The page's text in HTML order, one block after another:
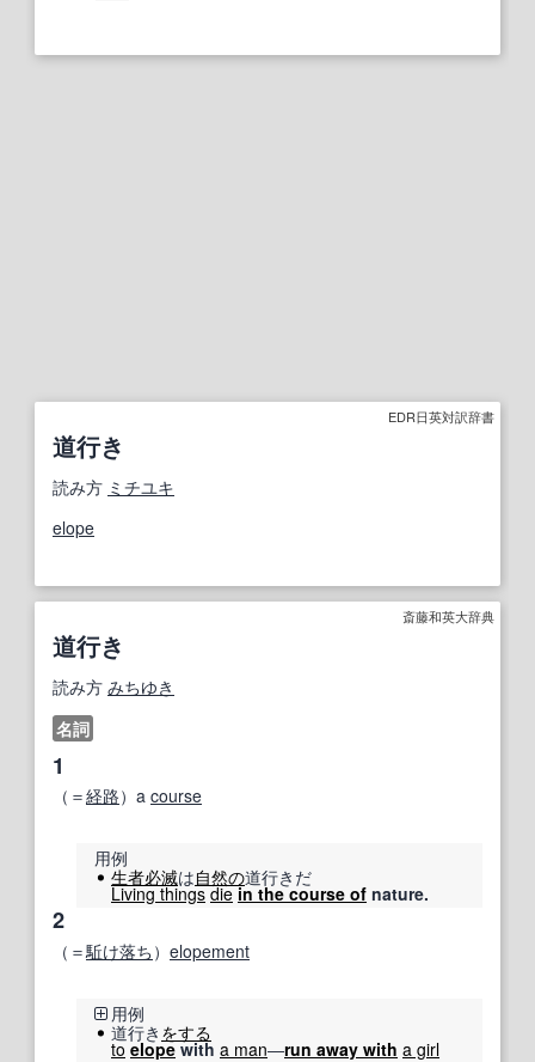
EDR日英対訳辞書
道行き
読み方 ミチユキ
elope
斎藤和英大辞典
道行き
読み方 みちゆき
名詞
1
（＝経路）a course
用例
生者必滅は自然の道行きだ
Living things die in the course of nature.
2
（＝駈け落ち） elopement
用例
道行き をする
to elopewith a man―run away with a girl